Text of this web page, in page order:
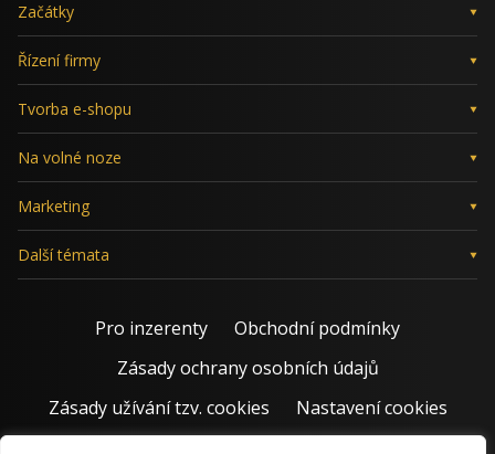
Začátky
Řízení firmy
Tvorba e-shopu
Na volné noze
Marketing
Další témata
Pro inzerenty
Obchodní podmínky
Zásady ochrany osobních údajů
Zásady užívání tzv. cookies
Nastavení cookies